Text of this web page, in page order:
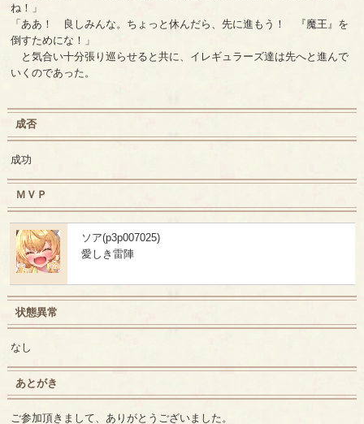
ね！」
「ああ！ 良しみんな。ちょっと休んだら、先に進もう！ 『魔王』を
倒すためにな！」
と気合い十分張り巡らせると共に、イレギュラーズ達は先へと進んで
いくのであった。
成否
成功
ＭＶＰ
ソア(p3p007025)
愛しき雷陣
状態異常
なし
あとがき
ご参加頂きまして、ありがとうございました。